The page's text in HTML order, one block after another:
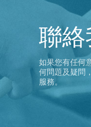
聯
如果您有任何
何問題及疑問
服務。